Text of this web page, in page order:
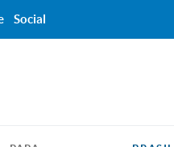
Social